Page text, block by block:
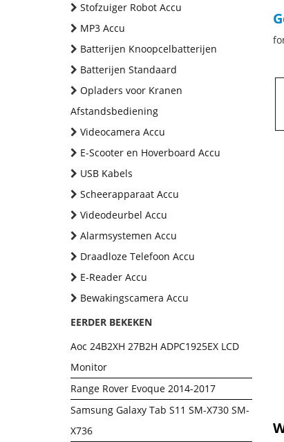
Stofzuiger Robot Accu
MP3 Accu
Batterijen Knoopcelbatterijen
Batterijen Standaard
Opladers voor Kranen
Afstandsbediening
Videocamera Accu
E-Scooter en Hoverboard Accu
USB Kabels
Scheerapparaat Accu
Videodeurbel Accu
Alarmsystemen Accu
Draadloze Telefoon Accu
E-Reader Accu
Bewakingscamera Accu
EERDER BEKEKEN
Aoc 24B2XH 27B2H ADPC1925EX LCD
Monitor
Range Rover Evoque 2014-2017
Samsung Galaxy Tab S11 SM-X730 SM-
X736